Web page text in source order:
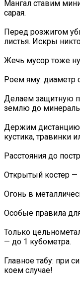
Мангал ставим
сарая.
Перед розжигом
листья. Искры
Жечь мусор тоже
Роем яму: диаметр
Делаем защитную
землю до
Держим
кустика, травинки
Расстояния до
Открытый костер
Огонь в
Особые правила
Только
— до 1 кубометра.
Главное табу: при
коем случае!